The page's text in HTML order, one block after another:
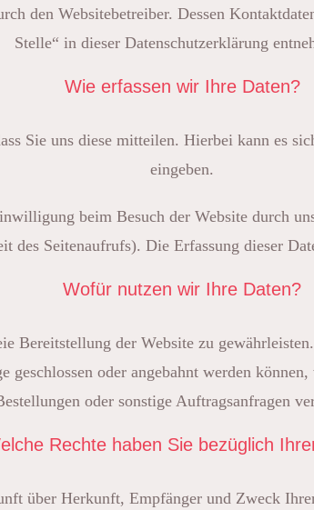
den Websitebetreiber. Dessen
Stelle“ in dieser Datenschutzerklärung
Wie erfassen wir Ihre Daten?
Sie uns diese mitteilen. Hierbei kann es
eingeben.
beim Besuch der Website durch
des Seitenaufrufs). Die Erfassung dieser
Wofür nutzen wir Ihre Daten?
Bereitstellung der Website zu
geschlossen oder angebahnt werden
oder sonstige Auftragsanfragen
Rechte haben Sie bezüglich
über Herkunft, Empfänger und Zweck